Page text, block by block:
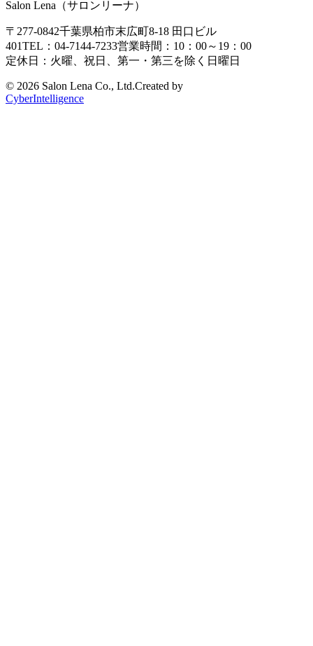
Salon Lena（サロンリーナ）
〒277-0842千葉県柏市末広町8-18 田口ビル
401TEL：04-7144-7233営業時間：10：00～19：00
定休日：火曜、祝日、第一・第三を除く日曜日
© 2026 Salon Lena Co., Ltd.Created by
CyberIntelligence